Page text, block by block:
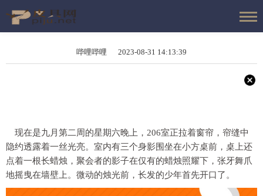
哔哩哔哩 2023-08-31 14:13:39
现在是九月第二周的星期六晚上，206室正拉着窗帘，帘缝中
隐约透露着一丝光亮。室内有三个身影围坐在小方桌前，桌上还
点着一根长蜡烛，聚会者的影子在仅有的蜡烛照耀下，张牙舞爪
地摇曳在墙壁上。微动的烛光前，长发的少年首先开口了。